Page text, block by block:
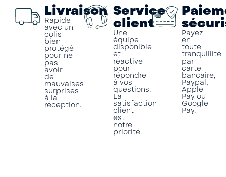
Livraison
Rapide
avec un
colis
bien
protégé
pour ne
pas
avoir
de
mauvaises
surprises
à la
réception.
Service
client
Une
équipe
disponible
et
réactive
pour
répondre
à vos
questions.
La
satisfaction
client
est
notre
priorité.
Payez
en
toute
tranquillité
par
carte
bancaire,
Paypal,
Apple
Pay ou
Google
Pay.